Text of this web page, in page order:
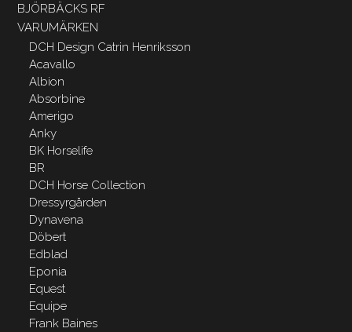
BJÖRBÄCKS RF
VARUMÄRKEN
DCH Design Catrin Henriksson
Acavallo
Albion
Absorbine
Amerigo
Anky
BK Horselife
BR
DCH Horse Collection
Dressyrgården
Dynavena
Döbert
Edblad
Eponia
Equest
Equipe
Frank Baines